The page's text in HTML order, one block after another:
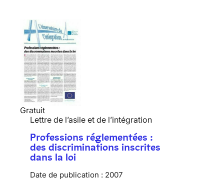
Gratuit
Lettre de l’asile et de l’intégration
Professions réglementées :
des discriminations inscrites
dans la loi
Date de publication : 2007